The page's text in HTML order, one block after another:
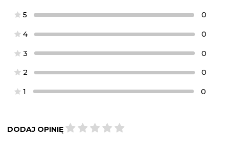
5 0
4 0
3 0
2 0
1 0
DODAJ OPINIĘ